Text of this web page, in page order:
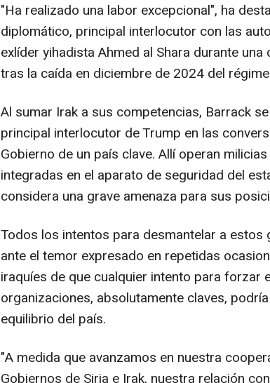
"Ha realizado una labor excepcional", ha
diplomático, principal interlocutor con las
exlíder yihadista Ahmed al Shara durante
tras la caída en diciembre de 2024 del
Al sumar Irak a sus competencias, Barrack
principal interlocutor de Trump en las
Gobierno de un país clave. Allí operan
integradas en el aparato de seguridad del
considera una grave amenaza para sus
Todos los intentos para desmantelar a
ante el temor expresado en repetidas
iraquíes de que cualquier intento para forzar
organizaciones, absolutamente claves,
equilibrio del país.
"A medida que avanzamos en nuestra
Gobiernos de Siria e Irak, nuestra relación